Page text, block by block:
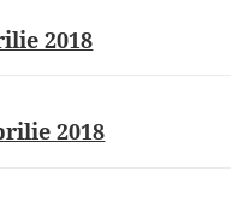
2018
2018